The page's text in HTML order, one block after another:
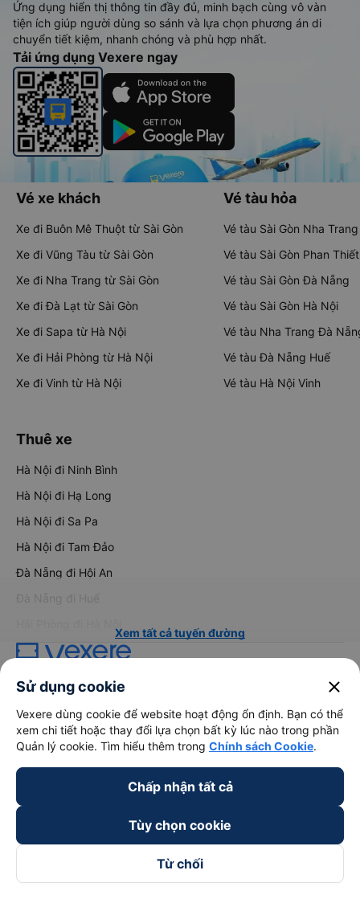
Ứng dụng hiển thị thông tin đầy đủ, minh bạch cùng vô vàn
tiện ích giúp người dùng so sánh và lựa chọn phương án di
chuyển tiết kiệm, nhanh chóng và phù hợp nhất.
Tải ứng dụng Vexere ngay
Vé xe khách
Xe đi Buôn Mê Thuột từ Sài Gòn
Xe đi Vũng Tàu từ Sài Gòn
Xe đi Nha Trang từ Sài Gòn
Xe đi Đà Lạt từ Sài Gòn
Xe đi Sapa từ Hà Nội
Xe đi Hải Phòng từ Hà Nội
Xe đi Vinh từ Hà Nội
Vé tàu hỏa
Vé tàu Sài Gòn Nha Trang
Vé tàu Sài Gòn Phan Thiết
Vé tàu Sài Gòn Đà Nẵng
Vé tàu Sài Gòn Hà Nội
Vé tàu Nha Trang Đà
Vé tàu Đà Nẵng Huế
Vé tàu Hà Nội Vinh
Thuê xe
Hà Nội đi Ninh Bình
Hà Nội đi Hạ Long
Hà Nội đi Sa Pa
Hà Nội đi Tam Đảo
Đà Nẵng đi Hội An
Đà Nẵng đi Huế
Xem tất cả tuyến đường
keyboard_arrow_down
Về chúng tôi
keyboard_arrow_down
Hỗ trợ
Sử dụng cookie close
Vexere dùng cookie để website hoạt động ổn định. Bạn có thể
xem chi tiết hoặc thay đổi lựa chọn bất kỳ lúc nào trong phần
Quản lý cookie. Tìm hiểu thêm trong Chính sách Cookie.
Chấp nhận tất cả
Tùy chọn cookie
Từ chối